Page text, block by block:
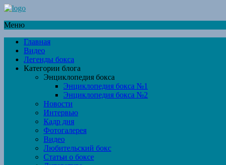
Меню
Главная
Видео
Легенды бокса
Категории блога
Энциклопедия бокса
Энциклопедия бокса №1
Энциклопедия бокса №2
Новости
Интервью
Кадр дня
Фотогалерея
Видео
Любительский бокс
Статьи о боксе